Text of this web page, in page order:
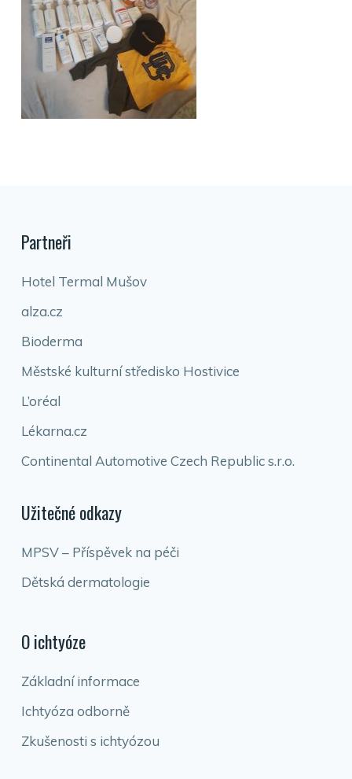
Partneři
Hotel Termal Mušov
alza.cz
Bioderma
Městské kulturní středisko Hostivice
L’oréal
Lékarna.cz
Continental Automotive Czech Republic s.r.o.
Užitečné odkazy
MPSV – Příspěvek na péči
Dětská dermatologie
O ichtyóze
Základní informace
Ichtyóza odborně
Zkušenosti s ichtyózou